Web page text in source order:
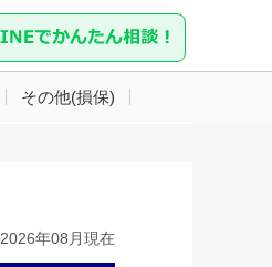
その他(損保)
2026年08月現在